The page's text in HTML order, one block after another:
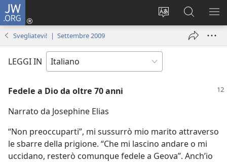
JW.ORG
Modificare
Accedi
(apre
finestra)
Cerca
in
JW.ORG
Svegliatevi! | Settembre 2009
LEGGI IN
Fedele a Dio da oltre 70 anni
Narrato da Josephine Elias
“Non preoccuparti”, mi sussurrò mio marito attraverso
le sbarre della prigione. “Che mi lascino andare o mi
uccidano, resterò comunque fedele a Geova”. Anch’io